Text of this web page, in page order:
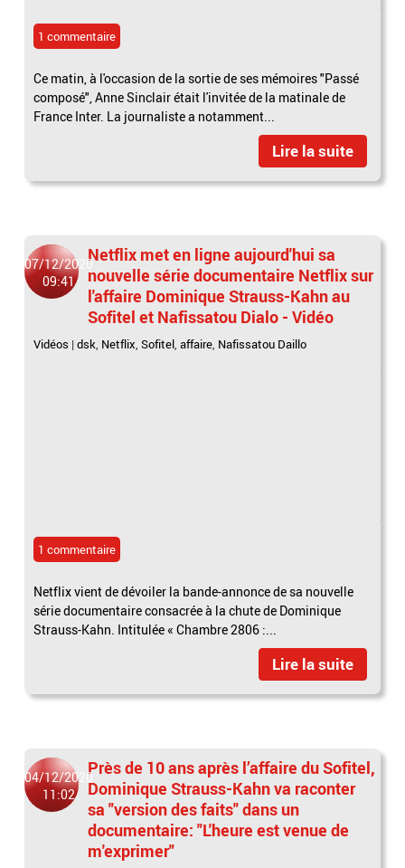
1 commentaire
Ce matin, à l'occasion de la sortie de ses mémoires "Passé
composé", Anne Sinclair était l'invitée de la matinale de
France Inter. La journaliste a notamment...
Lire la suite
07/12/2020
09:41
Netflix met en ligne aujourd'hui sa
nouvelle série documentaire Netflix sur
l'affaire Dominique Strauss-Kahn au
Sofitel et Nafissatou Dialo - Vidéo
Vidéos |dsk, Netflix,Sofitel,affaire, Nafissatou Daillo
1 commentaire
Netflix vient de dévoiler la bande-annonce de sa nouvelle
série documentaire consacrée à la chute de Dominique
Strauss-Kahn. Intitulée « Chambre 2806 :...
Lire la suite
04/12/2020
11:02
Près de 10 ans après l’affaire du Sofitel,
Dominique Strauss-Kahn va raconter
sa "version des faits" dans un
documentaire: "L'heure est venue de
m'exprimer"